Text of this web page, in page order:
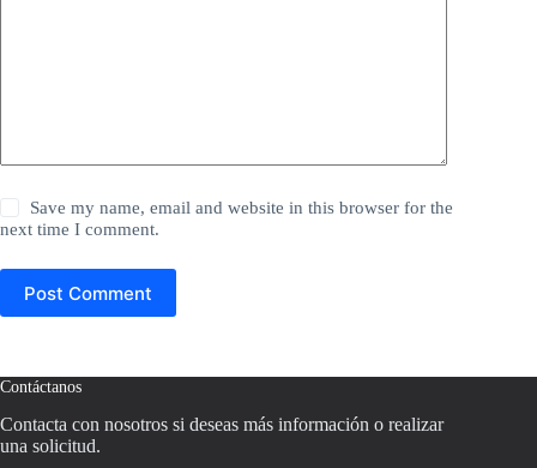
Save my name, email and website in this browser for the
next time I comment.
Post Comment
Contáctanos
Contacta con nosotros si deseas más información o realizar
una solicitud.